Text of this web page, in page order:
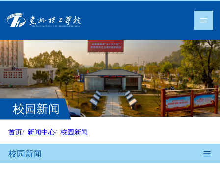
校园新闻
首页 新闻中心 校园新闻
校园新闻